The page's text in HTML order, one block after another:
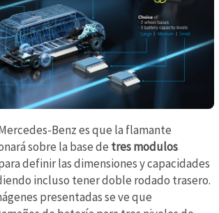
Benz es que la flamante
sobre la base de tres modulos
definir las dimensiones y capacidades
incluso tener doble rodado trasero.
presentadas se ve que